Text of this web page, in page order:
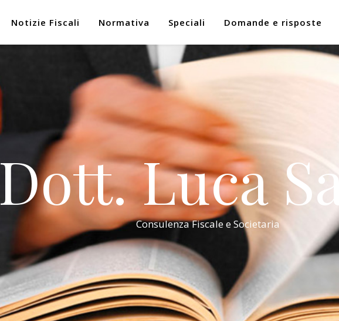
Notizie Fiscali Normativa Speciali Domande e risposte
Dott. Luca
Consulenza Fiscale e Societaria